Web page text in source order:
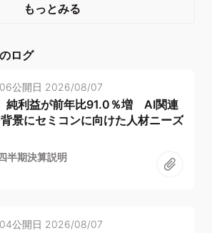
もっとみる
ログ
公開日 2026/08/07
純利益が前年比91.0％増 AI関連
景にセミコンに向けた人材ニーズ
半期決算説明
公開日 2026/08/07